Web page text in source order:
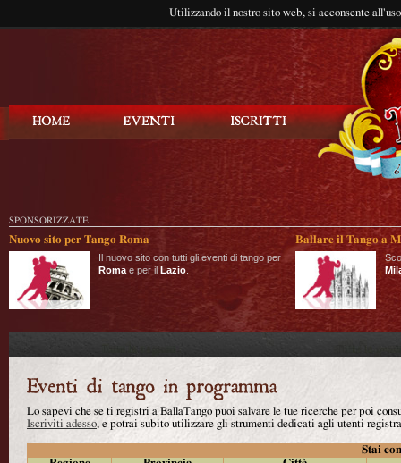
Utilizzando il nostro sito web, si acconsente
SPONSORIZZATE
Nuovo sito per Tango Roma
Il nuovo sito con tutti gli eventi di tango per
Roma e per il Lazio
Ballare il Tango a
Lo sapevi che se ti registri a BallaTango puoi salvare le tue ricerche per poi
Iscriviti adesso, e potrai subito utilizzare gli strumenti dedicati agli utenti
Stai